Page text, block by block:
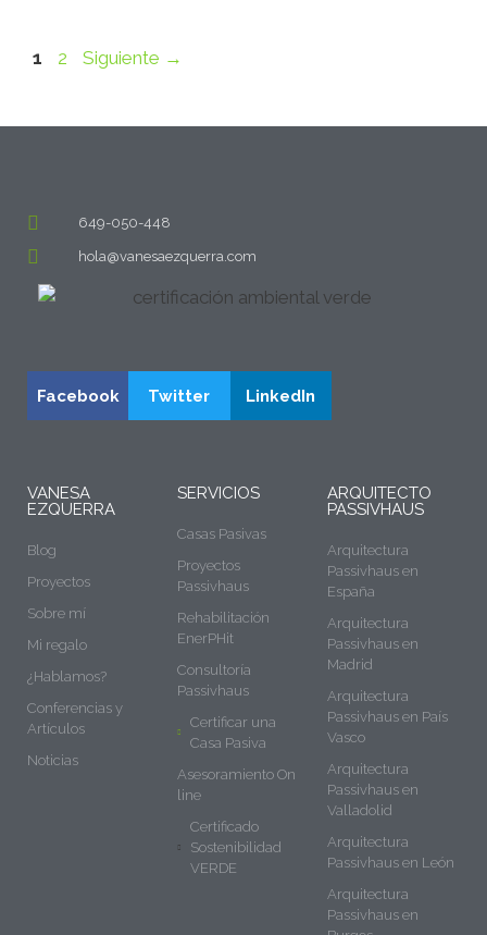
1 2 Siguiente →
649-050-448
hola@vanesaezquerra.com
Facebook Twitter LinkedIn
VANESA
EZQUERRA
Blog
Proyectos
Sobre mí
Mi regalo
¿Hablamos?
Conferencias y
Artículos
Noticias
SERVICIOS
Casas Pasivas
Proyectos
Passivhaus
Rehabilitación
EnerPHit
Consultoría
Passivhaus
Certificar una
Casa Pasiva
Asesoramiento On
line
Certificado
Sostenibilidad
VERDE
ARQUITECTO
PASSIVHAUS
Arquitectura
Passivhaus en
España
Arquitectura
Passivhaus en
Madrid
Arquitectura
Passivhaus en País
Vasco
Arquitectura
Passivhaus en
Valladolid
Arquitectura
Passivhaus en León
Arquitectura
Passivhaus en